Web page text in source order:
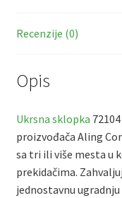
k
Recenzije (0)
Opis
Ukrsna sklopka
proizvođača Aling
sa tri ili više mesta u
prekidačima.
jednostavnu